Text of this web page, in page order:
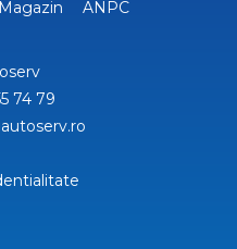
Magazin ANPC
74 79